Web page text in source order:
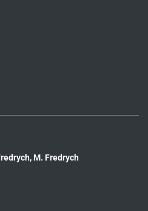
M. Fredrych